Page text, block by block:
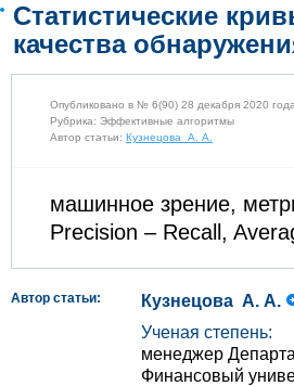
Статистические
качества
Опубликовано в № 6(90) 28 декабря 2020
Рубрика: Эффективные алгоритмы
Автор статьи: Кузнецова А. А.
машинное зрение,
Precision – Recall,
Автор статьи:
Кузнецова А. А.
Ученая степень:
менеджер
Финансовый